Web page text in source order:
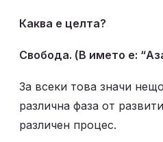
Каква е целта?
Свобода. (В името е:
За всеки това значи
различна фаза от
различен процес.